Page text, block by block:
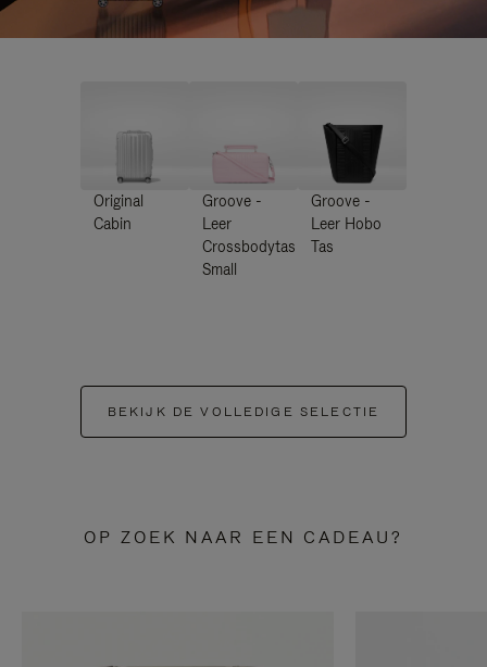
Original
Cabin
Groove -
Leer
Crossbodytas
Small
Groove -
Leer Hobo
Tas
BEKIJK DE VOLLEDIGE SELECTIE
OP ZOEK NAAR EEN CADEAU?